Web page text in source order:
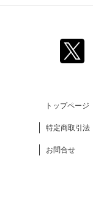
トップページ
特定商取引法
お問合せ